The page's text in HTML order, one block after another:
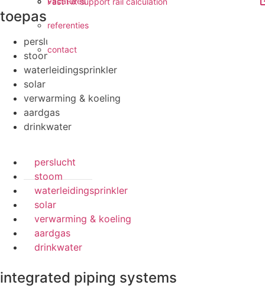
referenties
contact
toepassingen
perslucht
stoom
waterleidingsprinkler
solar
verwarming & koeling
aardgas
drinkwater
perslucht
stoom
waterleidingsprinkler
solar
verwarming & koeling
aardgas
drinkwater
integrated piping systems